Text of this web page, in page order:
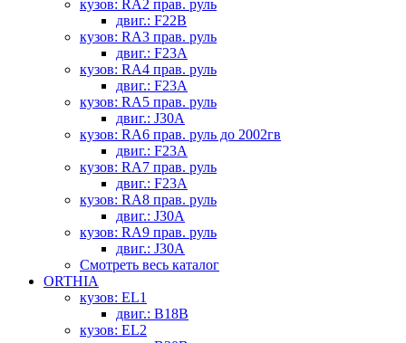
кузов: RA2 прав. руль
двиг.: F22B
кузов: RA3 прав. руль
двиг.: F23A
кузов: RA4 прав. руль
двиг.: F23A
кузов: RA5 прав. руль
двиг.: J30A
кузов: RA6 прав. руль до 2002гв
двиг.: F23A
кузов: RA7 прав. руль
двиг.: F23A
кузов: RA8 прав. руль
двиг.: J30A
кузов: RA9 прав. руль
двиг.: J30A
Смотреть весь каталог
ORTHIA
кузов: EL1
двиг.: B18B
кузов: EL2